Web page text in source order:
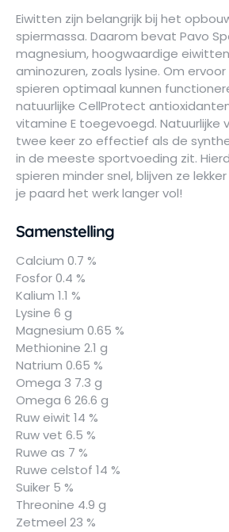
Eiwitten zijn belangrijk bij het
spiermassa. Daarom bevat Pavo
magnesium, hoogwaardige
aminozuren, zoals lysine. Om
spieren optimaal kunnen
natuurlijke CellProtect
vitamine E toegevoegd. Natuurlijke
twee keer zo effectief als de
in de meeste sportvoeding zit.
spieren minder snel, blijven ze
je paard het werk langer vol!
Samenstelling
Calcium 0.7 %
Fosfor 0.4 %
Kalium 1.1 %
Lysine 6 g
Magnesium 0.65 %
Methionine 2.1 g
Natrium 0.65 %
Omega 3 7.3 g
Omega 6 26.6 g
Ruw eiwit 14 %
Ruw vet 6.5 %
Ruwe as 7 %
Ruwe celstof 14 %
Suiker 5 %
Threonine 4.9 g
Zetmeel 23 %